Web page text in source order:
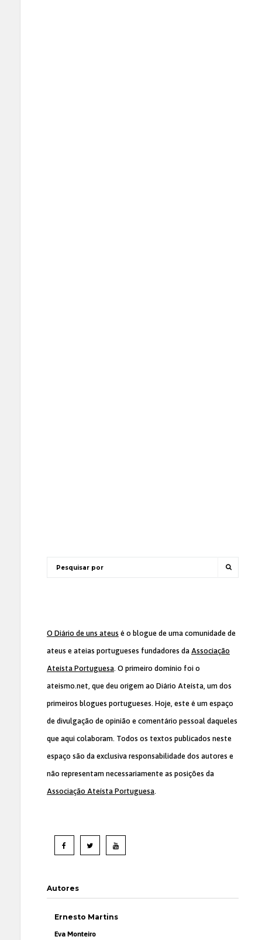
O Diário de uns ateus é o blogue de uma comunidade de
ateus e ateias portugueses fundadores da Associação
Ateísta Portuguesa. O primeiro domínio foi o
ateismo.net, que deu origem ao Diário Ateísta, um dos
primeiros blogues portugueses. Hoje, este é um espaço
de divulgação de opinião e comentário pessoal daqueles
que aqui colaboram. Todos os textos publicados neste
espaço são da exclusiva responsabilidade dos autores e
não representam necessariamente as posições da
Associação Ateísta Portuguesa.
Autores
Ernesto Martins
Eva Monteiro